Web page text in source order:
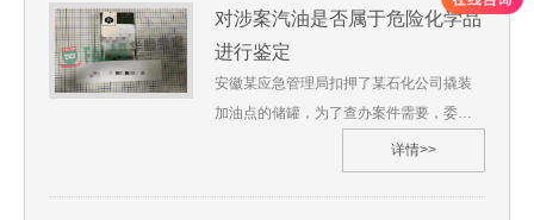
期：2023年6月 4.鉴定材料： （1）样品清
单 （2）鉴定委托书 （3）笔录单 5.鉴定地
点：苏州华碧 江苏省6.鉴定过程（略） 7.
综合分析及检验结果（略） 8.鉴定过程图
对涉案汽油是否属于危险化学品
进行鉴定
安徽某应急管理局扣押了某石化公司撬装
加油点的储罐，为了查办案件需要，委托
我单位对储罐中的汽油是否属于危险化学
品、是否达到国家现行标准规定的92#、
95#汽油的性能、质量等进行鉴定，我单位
详情>>